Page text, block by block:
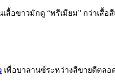
อขาวมักดู “พรีเมียม” กว่าเสื้อสี
เพื่อบาลานซ์ระหว่างสีขายดีตล